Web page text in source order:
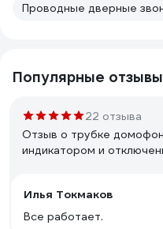
Проводные дверные
Популярные отзывы
22 отзыва
Отзыв о трубке
индикатором и
Илья Токмаков
Все работает.